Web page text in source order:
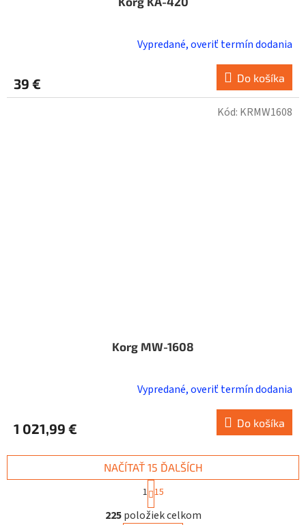
Vypredané, overiť termín dodania
39 € Do košíka
Korg MW-1608
Vypredané, overiť termín dodania
1 021,99 € Do košíka
Kód: KRMW1608
O
v
NAČÍTAŤ 15 ĎALŠÍCH
t
r
á
1 15
225položiek celkom